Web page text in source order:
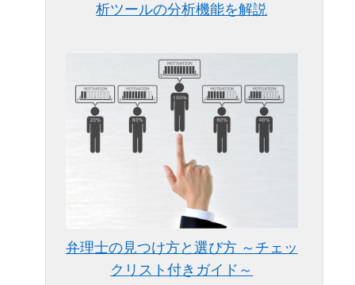
析ツールの分析機能を解説
弁理士の見つけ方と選び方 ～チェッ
クリスト付きガイド～